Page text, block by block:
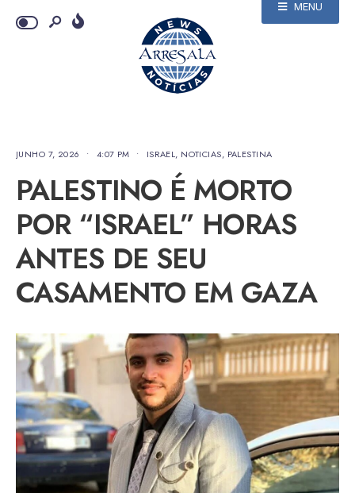
MENU
JUNHO 7, 2026 • 4:07 PM • ISRAEL, NOTICIAS, PALESTINA
PALESTINO É MORTO
POR “ISRAEL” HORAS
ANTES DE SEU
CASAMENTO EM GAZA